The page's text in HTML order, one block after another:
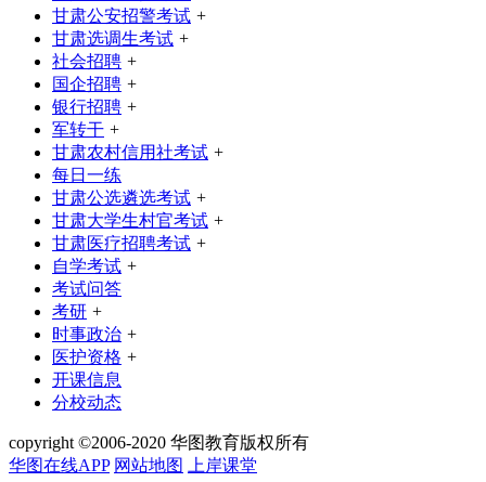
甘肃公安招警考试 +
甘肃选调生考试 +
社会招聘 +
国企招聘 +
银行招聘 +
军转干 +
甘肃农村信用社考试 +
每日一练
甘肃公选遴选考试 +
甘肃大学生村官考试 +
甘肃医疗招聘考试 +
自学考试 +
考试问答
考研 +
时事政治 +
医护资格 +
开课信息
分校动态
copyright ©2006-2020 华图教育版权所有
华图在线APP 网站地图 上岸课堂